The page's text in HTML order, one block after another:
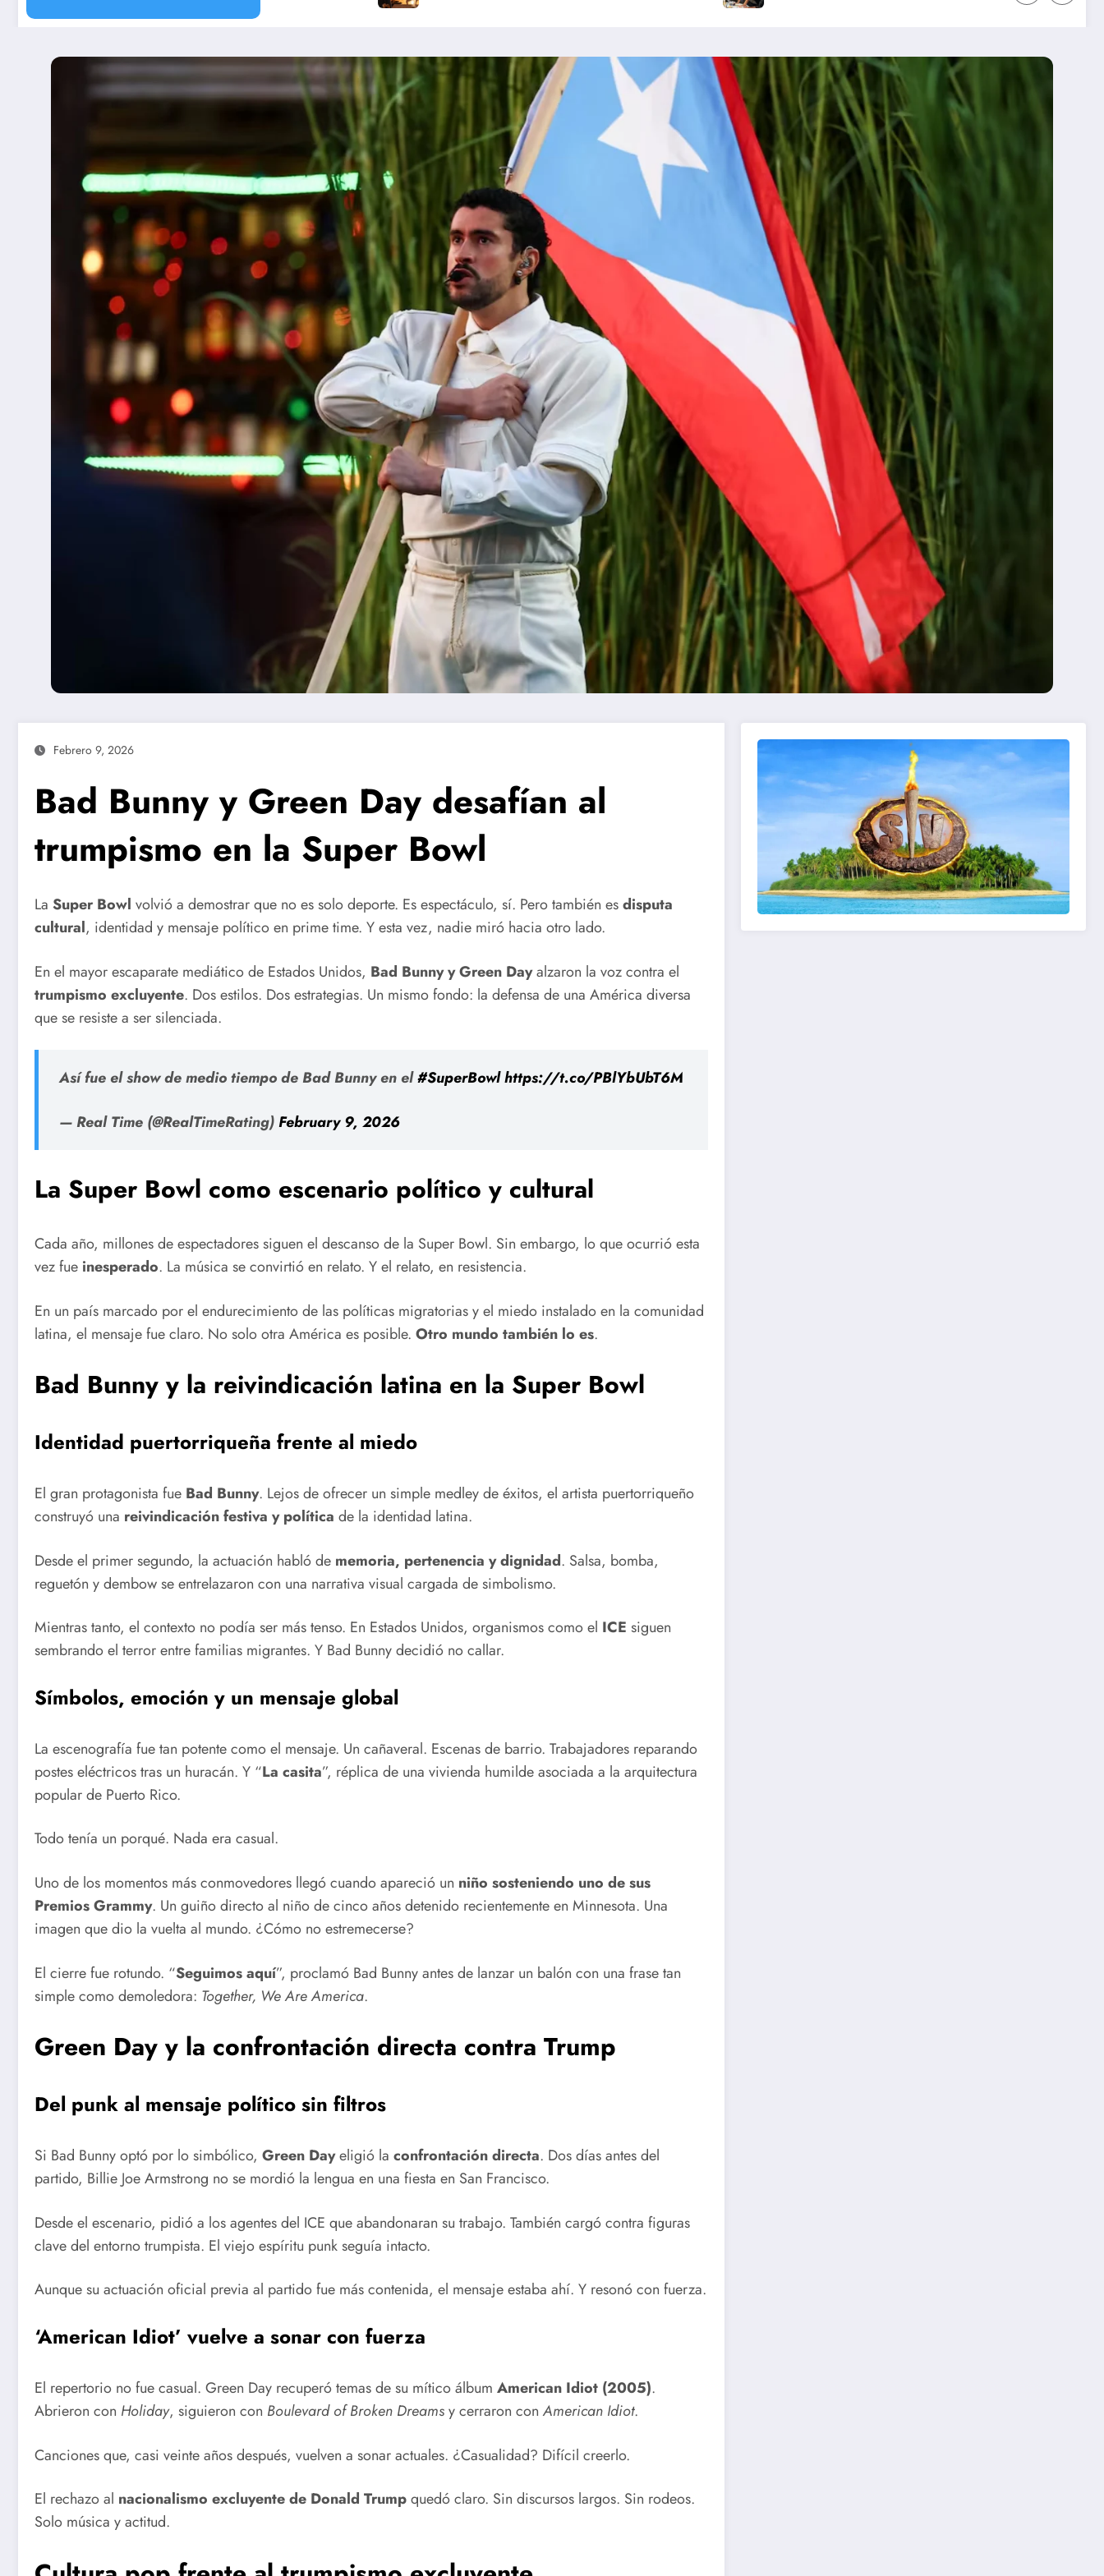
Febrero 9, 2026
Bad Bunny y Green Day desafían al
trumpismo en la Super Bowl
La Super Bowl volvió a demostrar que no es solo deporte. Es espectáculo, sí. Pero también esdisputa
cultural, identidad y mensaje político en prime time. Y esta vez, nadie miró hacia otro lado.
En el mayor escaparate mediático de Estados Unidos, Bad Bunny y Green Dayalzaron la voz contra el
trumpismo excluyente. Dos estilos. Dos estrategias. Un mismo fondo: la defensa de una América diversa
que se resiste a ser silenciada.
Así fue el show de medio tiempo de Bad Bunny en el#SuperBowlhttps://t.co/PBlYbUbT6M
— Real Time (@RealTimeRating)February 9, 2026
La Super Bowl como escenario político y cultural
Cada año, millones de espectadores siguen el descanso de la Super Bowl. Sin embargo, lo que ocurrió esta
vez fue inesperado. La música se convirtió en relato. Y el relato, en resistencia.
En un país marcado por el endurecimiento de las políticas migratorias y el miedo instalado en la comunidad
latina, el mensaje fue claro. No solo otra América es posible. Otro mundo también lo es.
Bad Bunny y la reivindicación latina en la Super Bowl
Identidad puertorriqueña frente al miedo
El gran protagonista fue Bad Bunny. Lejos de ofrecer un simple medley de éxitos, el artista puertorriqueño
construyó una reivindicación festiva y política de la identidad latina.
Desde el primer segundo, la actuación habló de memoria, pertenencia y dignidad. Salsa, bomba,
reguetón y dembow se entrelazaron con una narrativa visual cargada de simbolismo.
Mientras tanto, el contexto no podía ser más tenso. En Estados Unidos, organismos como el ICE siguen
sembrando el terror entre familias migrantes. Y Bad Bunny decidió no callar.
Símbolos, emoción y un mensaje global
La escenografía fue tan potente como el mensaje. Un cañaveral. Escenas de barrio. Trabajadores reparando
postes eléctricos tras un huracán. Y “La casita”, réplica de una vivienda humilde asociada a la arquitectura
popular de Puerto Rico.
Todo tenía un porqué. Nada era casual.
Uno de los momentos más conmovedores llegó cuando apareció un niño sosteniendo uno de sus
Premios Grammy. Un guiño directo al niño de cinco años detenido recientemente en Minnesota. Una
imagen que dio la vuelta al mundo. ¿Cómo no estremecerse?
El cierre fue rotundo. “Seguimos aquí”, proclamó Bad Bunny antes de lanzar un balón con una frase tan
simple como demoledora: Together, We Are America.
Green Day y la confrontación directa contra Trump
Del punk al mensaje político sin filtros
Si Bad Bunny optó por lo simbólico, Green Dayeligió la confrontación directa. Dos días antes del
partido, Billie Joe Armstrong no se mordió la lengua en una fiesta en San Francisco.
Desde el escenario, pidió a los agentes del ICE que abandonaran su trabajo. También cargó contra figuras
clave del entorno trumpista. El viejo espíritu punk seguía intacto.
Aunque su actuación oficial previa al partido fue más contenida, el mensaje estaba ahí. Y resonó con fuerza.
‘American Idiot’ vuelve a sonar con fuerza
El repertorio no fue casual. Green Day recuperó temas de su mítico álbum American Idiot (2005).
Abrieron con Holiday, siguieron con Boulevard of Broken Dreamsy cerraron conAmerican Idiot.
Canciones que, casi veinte años después, vuelven a sonar actuales. ¿Casualidad? Difícil creerlo.
El rechazo al nacionalismo excluyente de Donald Trumpquedó claro. Sin discursos largos. Sin rodeos.
Solo música y actitud.